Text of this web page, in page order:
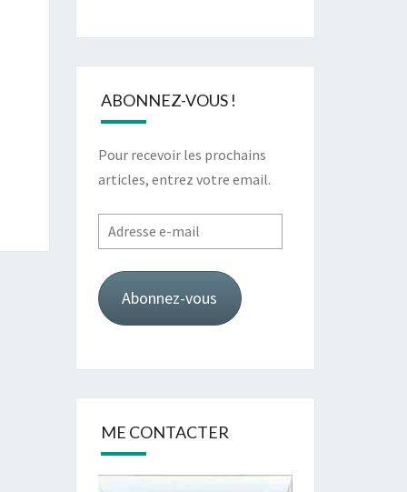
ABONNEZ-VOUS !
Pour recevoir les prochains
articles, entrez votre email.
Adresse
e-
mail
Abonnez-vous
ME CONTACTER